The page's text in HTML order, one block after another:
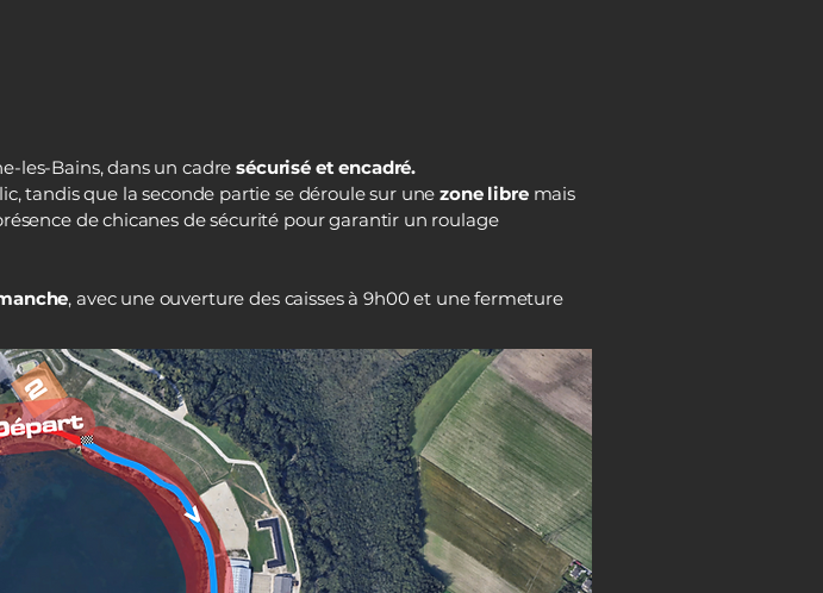
les-Bains, dans un cadresécurisé et encadré.
tandis que la seconde partie se déroule sur unezone libremais
de chicanes de sécurité pour garantir un roulage
, avec une ouverture des caisses à 9h00 et une fermeture